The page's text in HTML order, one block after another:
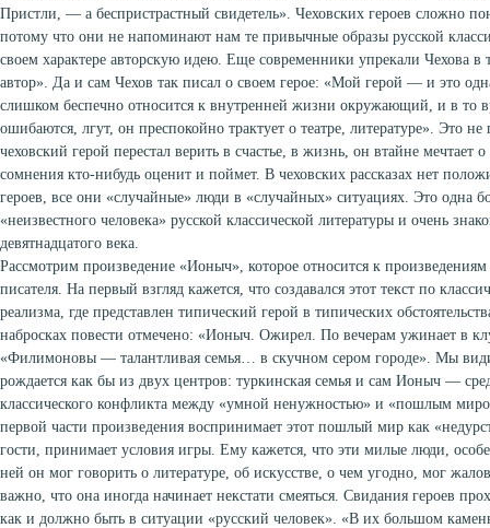
Пристли, — а беспристрастный свидетель». Чеховских героев сложно
потому что они не напоминают нам те привычные образы русской
своем характере авторскую идею. Еще современники упрекали Чехова
автор». Да и сам Чехов так писал о своем герое: «Мой герой — и это
слишком беспечно относится к внутренней жизни окружающий, и в то
ошибаются, лгут, он преспокойно трактует о театре, литературе». Это
чеховский герой перестал верить в счастье, в жизнь, он втайне мечтает
сомнения кто-нибудь оценит и поймет. В чеховских рассказах нет
героев, все они «случайные» люди в «случайных» ситуациях. Это одна
«неизвестного человека» русской классической литературы и очень
девятнадцатого века.
Рассмотрим произведение «Ионыч», которое относится к
писателя. На первый взгляд кажется, что создавался этот текст по
реализма, где представлен типический герой в типических
набросках повести отмечено: «Ионыч. Ожирел. По вечерам ужинает в
«Филимоновы — талантливая семья… в скучном сером городе». Мы
рождается как бы из двух центров: туркинская семья и сам Ионыч —
классического конфликта между «умной ненужностью» и «пошлым
первой части произведения воспринимает этот пошлый мир как
гости, принимает условия игры. Ему кажется, что эти милые люди,
ней он мог говорить о литературе, об искусстве, о чем угодно, мог
важно, что она иногда начинает некстати смеяться. Свидания героев
как и должно быть в ситуации «русский человек». «В их большом